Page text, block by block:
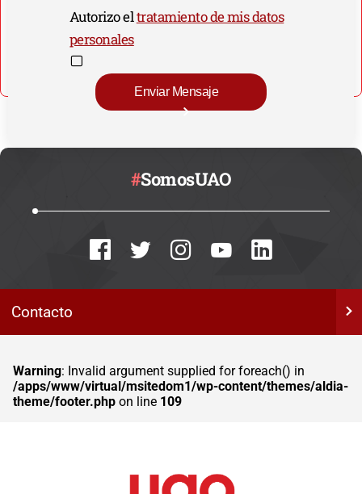
Autorizo eltratamiento de mis datos
personales
#SomosUAO
Contacto
Warning: Invalid argument supplied for foreach() in
/apps/www/virtual/msitedom1/wp-content/themes/aldia-
theme/footer.php on line 109